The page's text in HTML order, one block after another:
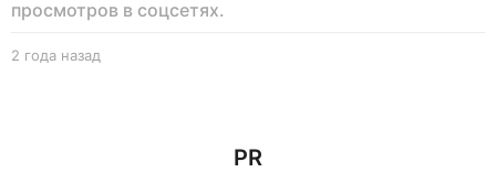
просмотров в соцсетях.
2 года назад
PR